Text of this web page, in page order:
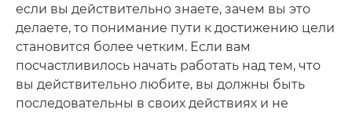
если вы действительно знаете, зачем вы это
делаете, то понимание пути к достижению цели
становится более четким. Если вам
посчастливилось начать работать над тем, что
вы действительно любите, вы должны быть
последовательны в своих действиях и не